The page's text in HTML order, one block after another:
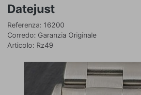
Orologio
DatejustRef
Referenza: 16200
Corredo: Garanzia Originale
Articolo: Rz49